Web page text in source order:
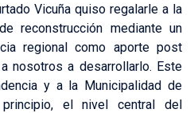
Vicuña quiso regalarle a la
reconstrucción mediante un
regional como aporte post
nosotros a desarrollarlo. Este
y a la Municipalidad de
el nivel central del